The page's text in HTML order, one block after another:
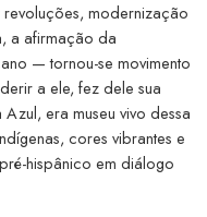
modernização
a afirmação da
— tornou-se movimento
a ele, fez dele sua
era museu vivo dessa
cores vibrantes e
hispânico em diálogo